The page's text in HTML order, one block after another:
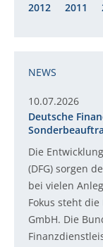
2012
2011
NEWS
10.07.2026
Deutsche
Die
(DFG) sorgen
bei vielen
Fokus steht
GmbH. Die